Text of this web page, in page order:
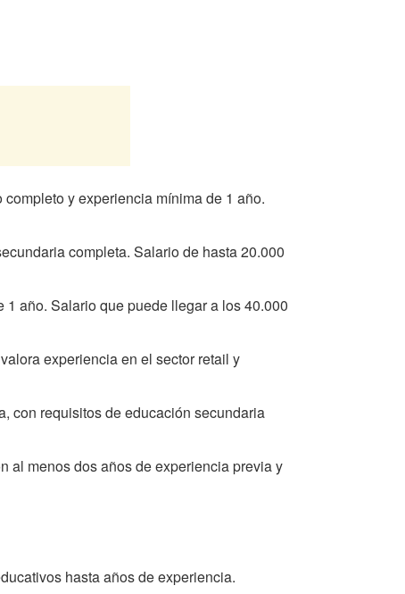
y experiencia mínima de 1 año.
completa. Salario de hasta 20.000
año. Salario que puede llegar a los 40.000
experiencia en el sector retail y
con requisitos de educación secundaria
al menos dos años de experiencia previa y
hasta años de experiencia.